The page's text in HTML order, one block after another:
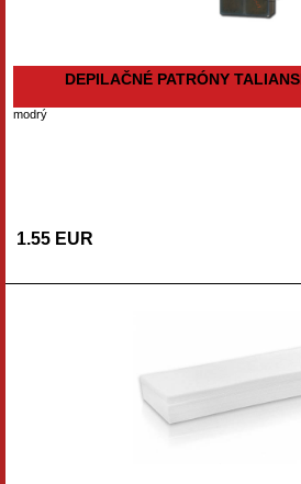
DEPILAČNÉ PATRÓNY
modrý
1.55 EUR